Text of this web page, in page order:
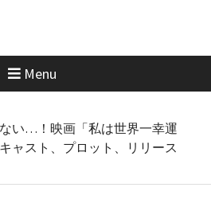
Menu
い…！映画「私は世界一幸運
ャスト、プロット、リリース